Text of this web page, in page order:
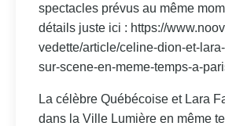
spectacles prévus au même
détails juste ici : https://
vedette/article/celine-dion-et-
sur-scene-en-meme-temps-a-
La célèbre Québécoise et Lara
dans la Ville Lumière en même